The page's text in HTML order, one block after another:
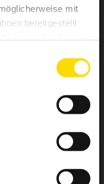
mit
bereitgestellt